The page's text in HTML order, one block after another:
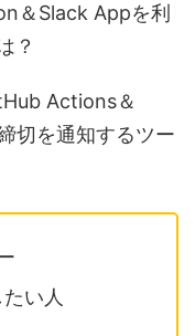
＆Slack Appを利
？
Actions＆
切を通知するツー
い人